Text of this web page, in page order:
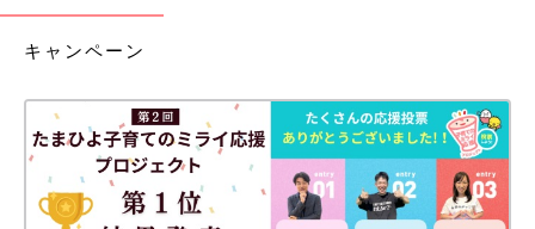
た」（小春さん）
小春さんの思いは、直巨さんも同じでした。直巨さんは「小春
が、制服の自由化宣言でアクションを起こして、“壁を突破して
くれてありがとう！”という声も寄せられました。でも里子だか
らといって、公に顔も名前も出せないなんて･･･。小春の気持ち
を考えると、かわいそうだと思いました。なんで、こんなに当た
キャンペーン